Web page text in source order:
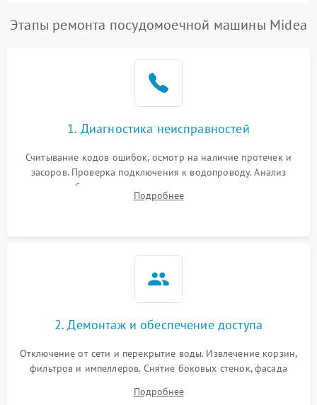
Этапы ремонта посудомоечной машины Midea
1. Диагностика неисправностей
Считывание кодов ошибок, осмотр на наличие протечек и
засоров. Проверка подключения к водопроводу. Анализ
жалоб на отсутствие слива, нагрева, вращения
разбрызгивателей или срабатывание системы защиты
Подробнее
2. Демонтаж и обеспечение доступа
Отключение от сети и перекрытие воды. Извлечение корзин,
фильтров и импеллеров. Снятие боковых стенок, фасада
циркуляционному насосу, ТЭНу и сливной помпе.
Подробнее